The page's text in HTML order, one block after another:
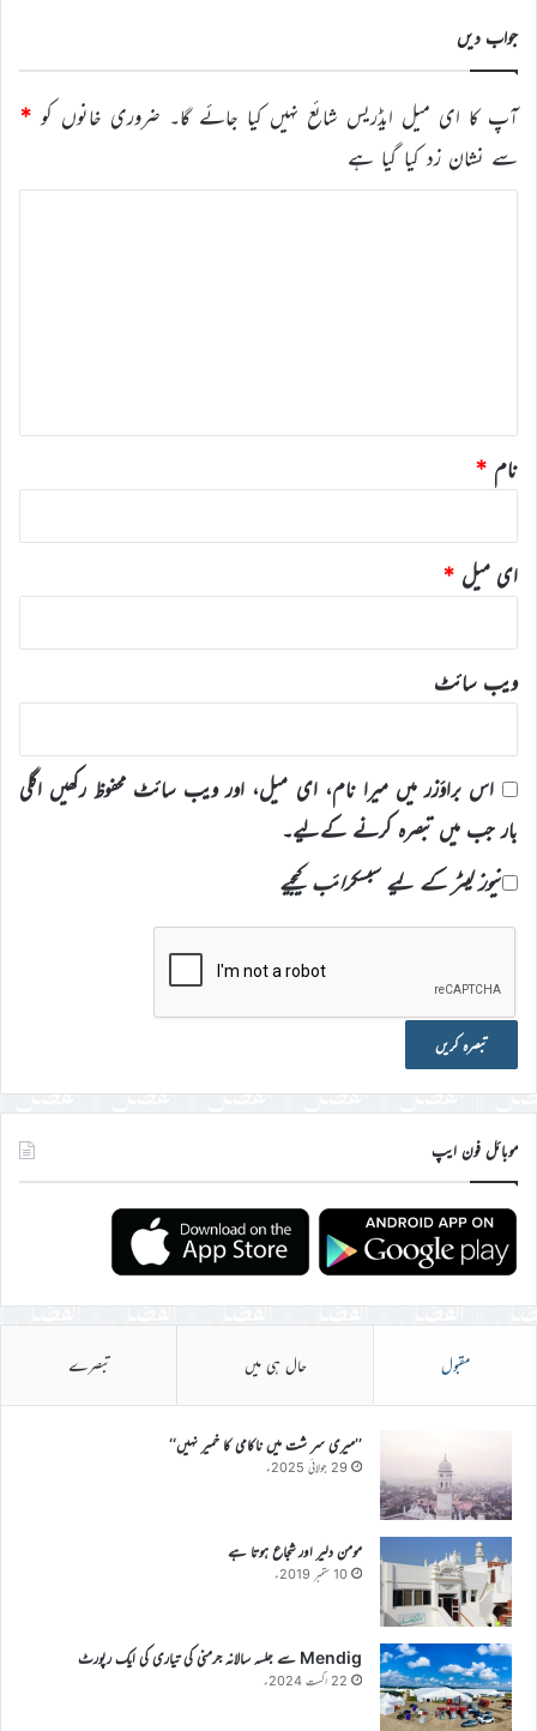
جواب دیں
آپ کا ای میل ایڈریس شائع نہیں کیا جائے گا۔ ضروری خانوں کو *
سے نشان زد کیا گیا ہے
نام *
ای میل *
ویب‌ سائٹ
اس براؤزر میں میرا نام، ای میل، اور ویب سائٹ محفوظ رکھیں اگلی
بار جب میں تبصرہ کرنے کےلیے۔
نیوز لیٹر کے لیے سبسکرائب کیجیے
موبائل فون ایپ
مقبول حال ہی میں تبصرے
’’میری سر شت میں ناکامی کا خمیر نہیں‘‘
29 جولائی 2025ء
مومن دلیر اور شجاع ہوتا ہے
10 ستمبر 2019ء
Mendig سے جلسہ سالانہ جرمنی کی تیاری کی ایک رپورٹ
22 اگست 2024ء